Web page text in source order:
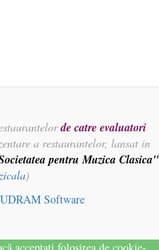
de catre evaluatori
a restaurantelor, lansat in
pentru Muzica Clasica"
)
UDRAM Software
acceptați folosirea de cookie-